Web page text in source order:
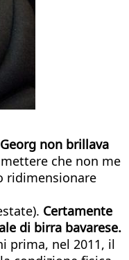
Georg non brillava
che non me
ridimensionare
Certamente
di birra bavarese.
prima, nel 2011, il